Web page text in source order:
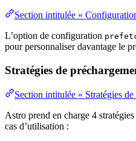
Section intitulée «
L’option de configuration
pour personnaliser davantage le
Stratégies de
Section intitulée « Stratégies
Astro prend en charge 4
cas d’utilisation :